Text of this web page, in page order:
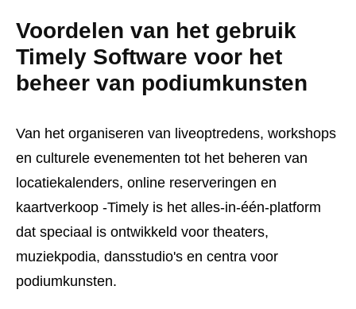
Voordelen van het gebruik
Timely Software voor het
beheer van podiumkunsten
Van het organiseren van liveoptredens, workshops
en culturele evenementen tot het beheren van
locatiekalenders, online reserveringen en
kaartverkoop -Timely is het alles-in-één-platform
dat speciaal is ontwikkeld voor theaters,
muziekpodia, dansstudio's en centra voor
podiumkunsten.